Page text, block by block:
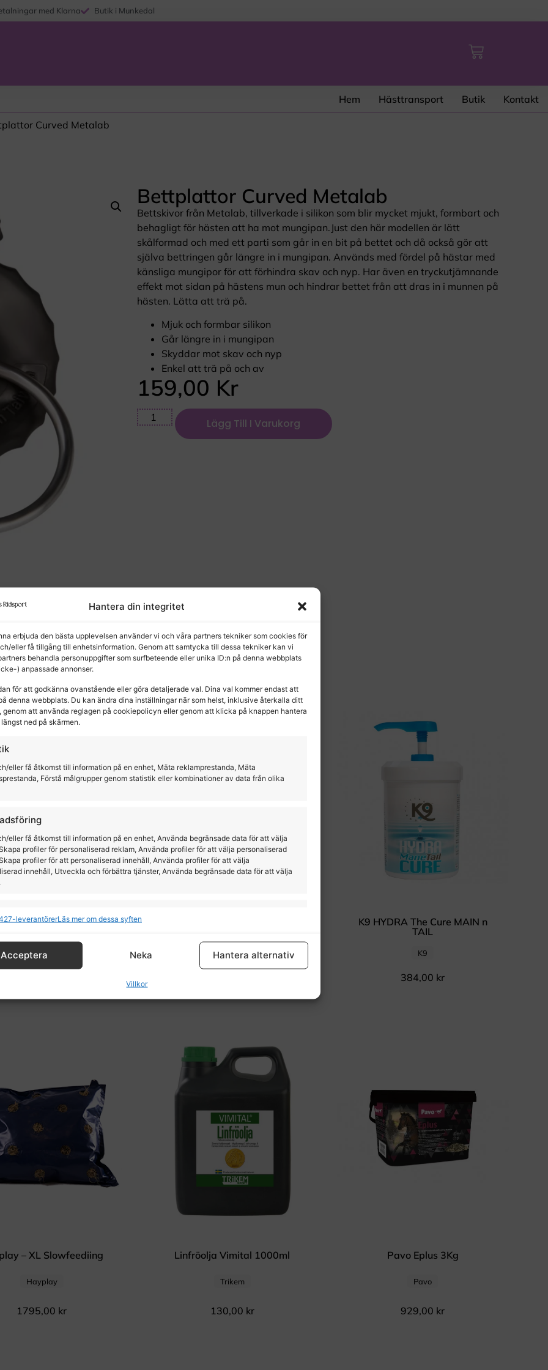
Hantera din integritet
erbjuda den bästa upplevelsen använder vi och våra partners tekniker som cookies för
eller få tillgång till enhetsinformation. Genom att samtycka till dessa tekniker kan vi
behandla personuppgifter som surfbeteende eller unika ID:n på denna webbplats
) anpassade annonser.
för att godkänna ovanstående eller göra detaljerade val. Dina val kommer endast att
denna webbplats. Du kan ändra dina inställningar när som helst, inklusive återkalla ditt
genom att använda reglagen på cookiepolicyn eller genom att klicka på knappen hantera
ned på skärmen.
eller få åtkomst till information på en enhet, Mäta reklamprestanda, Mäta
Förstå målgrupper genom statistik eller kombinationer av data från olika
eller få åtkomst till information på en enhet, Använda begränsade data för att välja
profiler för personaliserad reklam, Använda profiler för att välja personaliserad
profiler för att personaliserad innehåll, Använda profiler för att välja
innehåll, Utveckla och förbättra tjänster, Använda begränsade data för att välja
på information som överförs automatiskt.
säkerhet, förhindra och upptäcka bedrägerier samt
fel, Leverera och visa reklam och innehåll, Spara och
dina integritetsval.
leverantörerLäs mer om dessa syften
Acceptera Neka Hantera alternativ
Villkor
med Klarna Butik i Munkedal
Hem Hästtransport Butik Kontakt
Curved Metalab
Bettplattor Curved Metalab
Bettskivor från Metalab, tillverkade i silikon som blir mycket mjukt, formbart och
behagligt för hästen att ha mot mungipan.Just den här modellen är lätt
skålformad och med ett parti som går in en bit på bettet och då också gör att
själva bettringen går längre in i mungipan. Används med fördel på hästar med
känsliga mungipor för att förhindra skav och nyp. Har även en tryckutjämnande
effekt mot sidan på hästens mun och hindrar bettet från att dras in i munnen på
hästen. Lätta att trä på.
Mjuk och formbar silikon
Går längre in i mungipan
Skyddar mot skav och nyp
Enkel att trä på och av
159,00 Kr
Lägg Till I Varukorg
Antikroppar till
Pavo
K9 HYDRA The Cure MAIN n
TAIL
K9
384,00 kr
– XL Slowfeediing
Hayplay
1795,00 kr
Linfröolja Vimital 1000ml
Trikem
130,00 kr
Pavo Eplus 3Kg
Pavo
929,00 kr